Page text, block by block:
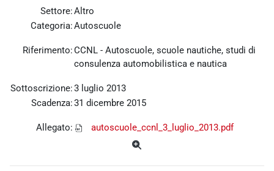
Settore:Altro
Categoria:Autoscuole
Riferimento:CCNL - Autoscuole, scuole nautiche, studi di
consulenza automobilistica e nautica
Sottoscrizione:3 luglio 2013
Scadenza:31 dicembre 2015
Allegato: autoscuole_ccnl_3_luglio_2013.pdf